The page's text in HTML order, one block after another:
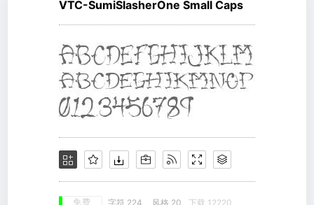
VTC-SumiSlasherOne Small Caps
字符 224 风格 20 下载 12220